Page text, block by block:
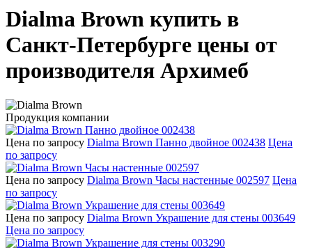
Dialma Brown купить в
Санкт-Петербурге цены от
производителя Архимеб
Продукция компании
Цена по запросу Dialma Brown Панно двойное 002438 Цена
по запросу
Цена по запросу Dialma Brown Часы настенные 002597 Цена
по запросу
Цена по запросу Dialma Brown Украшение для стены 003649
Цена по запросу